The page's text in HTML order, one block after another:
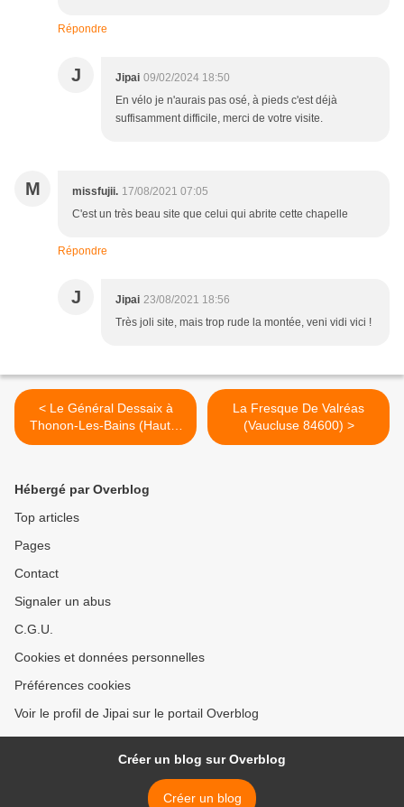
Répondre
J Jipai 09/02/2024 18:50
En vélo je n'aurais pas osé, à pieds c'est déjà
suffisamment difficile, merci de votre visite.
M missfujii. 17/08/2021 07:05
C'est un très beau site que celui qui abrite cette chapelle
Répondre
J Jipai 23/08/2021 18:56
Très joli site, mais trop rude la montée, veni vidi vici !
< Le Général Dessaix à
Thonon-Les-Bains (Haute-
Savoie 74200)
La Fresque De Valréas
(Vaucluse 84600) >
Hébergé par Overblog
Top articles
Pages
Contact
Signaler un abus
C.G.U.
Cookies et données personnelles
Préférences cookies
Voir le profil de Jipai sur le portail Overblog
Créer un blog sur Overblog
Créer un blog